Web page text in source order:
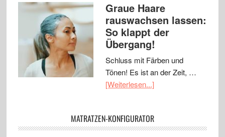
Graue Haare
rauswachsen lassen:
So klappt der
Übergang!
Schluss mit Färben und
Tönen! Es ist an der Zeit, …
[Weiterlesen...]
MATRATZEN-KONFIGURATOR